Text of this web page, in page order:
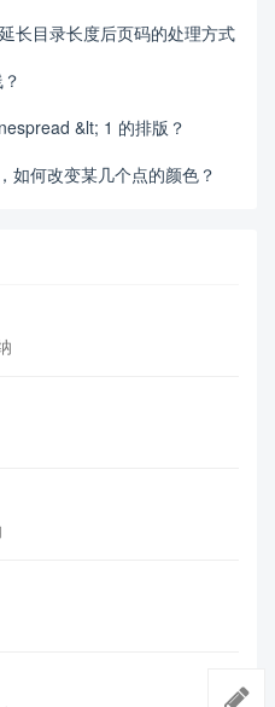
长目录长度后页码的处理方式
&lt; 1 的排版？
如何改变某几个点的颜色？